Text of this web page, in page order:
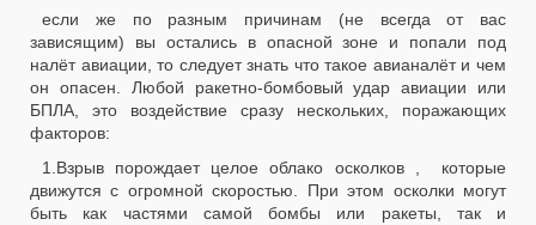
если же по разным причинам (не всегда от вас
зависящим) вы остались в опасной зоне и попали под
налёт авиации, то следует знать что такое авианалёт и чем
он опасен. Любой ракетно-бомбовый удар авиации или
БПЛА, это воздействие сразу нескольких, поражающих
факторов:
1.Взрыв порождает целое облако осколков , которые
движутся с огромной скоростью. При этом осколки могут
быть как частями самой бомбы или ракеты, так и